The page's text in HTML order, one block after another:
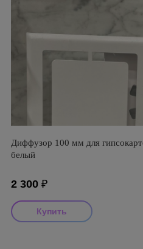
Диффузор 100 мм для
белый
2 300 ₽